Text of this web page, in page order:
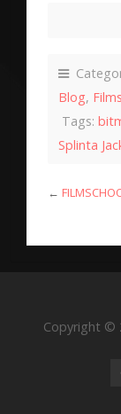
Blog, Films
Tags:
Splinta
←
Copyright ©